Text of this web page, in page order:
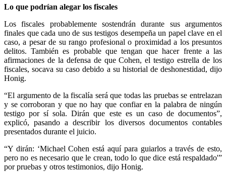
Lo que podrían alegar los fiscales
Los fiscales probablemente sostendrán durante sus argumentos
finales que cada uno de sus testigos desempeña un papel clave en el
caso, a pesar de su rango profesional o proximidad a los presuntos
delitos. También es probable que tengan que hacer frente a las
afirmaciones de la defensa de que Cohen, el testigo estrella de los
fiscales, socava su caso debido a su historial de deshonestidad, dijo
Honig.
“El argumento de la fiscalía será que todas las pruebas se entrelazan
y se corroboran y que no hay que confiar en la palabra de ningún
testigo por sí sola. Dirán que este es un caso de documentos”,
explicó, pasando a describir los diversos documentos contables
presentados durante el juicio.
“Y dirán: ‘Michael Cohen está aquí para guiarlos a través de esto,
pero no es necesario que le crean, todo lo que dice está respaldado'”
por pruebas y otros testimonios, dijo Honig.